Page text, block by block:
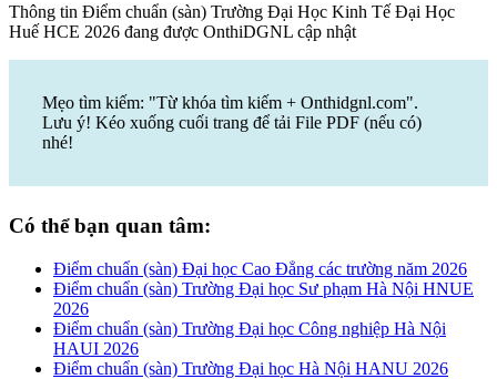
Thông tin Điểm chuẩn (sàn) Trường Đại Học Kinh Tế Đại Học
Huế HCE 2026 đang được OnthiDGNL cập nhật
Mẹo tìm kiếm: "Từ khóa tìm kiếm + Onthidgnl.com".
Lưu ý! Kéo xuống cuối trang để tải File PDF (nếu có)
nhé!
Có thể bạn quan tâm:
Điểm chuẩn (sàn) Đại học Cao Đẳng các trường năm 2026
Điểm chuẩn (sàn) Trường Đại học Sư phạm Hà Nội HNUE
2026
Điểm chuẩn (sàn) Trường Đại học Công nghiệp Hà Nội
HAUI 2026
Điểm chuẩn (sàn) Trường Đại học Hà Nội HANU 2026